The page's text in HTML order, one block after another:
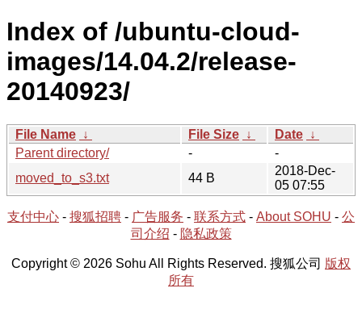
Index of /ubuntu-cloud-
images/14.04.2/release-
20140923/
File Name ↓ File Size ↓ Date ↓
Parent directory/
-
-
moved_to_s3.txt
44 B
2018-Dec-
05 07:55
支付中心 - 搜狐招聘 - 广告服务 - 联系方式 - About SOHU - 公
司介绍 - 隐私政策
Copyright © 2026 Sohu All Rights Reserved. 搜狐公司 版权
所有